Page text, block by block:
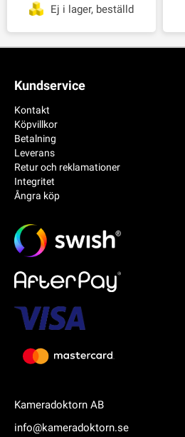
Ej i lager, beställd
Kameradoktorn AB
info@kameradoktorn.se
Kundservice
Kontakt
Köpvillkor
Betalning
Leverans
Retur och reklamationer
Integritet
Ångra köp